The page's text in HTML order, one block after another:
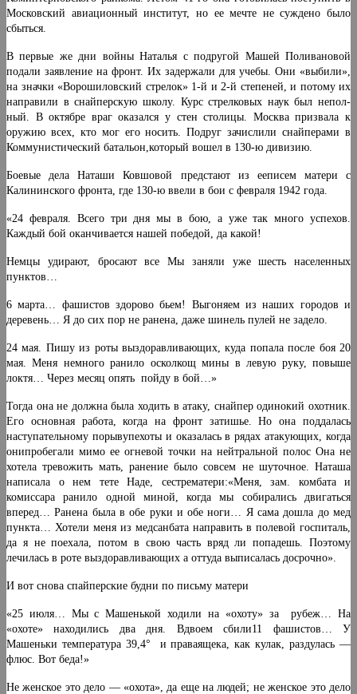
Московский авиацион­ный институт, но ее мечте не суждено было
сбыться.
В первые же дни войны Наталья с подругой Машей Поливановой
подали заявление на фронт. Их задержали для учебы. Они «выбили»,
на значки «Ворошиловский стрелок» 1-й и 2-й степеней, и потому их
направили в снайперскую школу. Курс стрелковых наук был непол­
ный. В октябре враг оказался у стен столицы. Москва призвала к
оружию всех, кто мог его носить. Подруг зачислили снайперами в
Коммунистический батальон,который вошел в 130-ю дивизию.
Боевые дела Наташи Ковшовой предстают из ееписем матери с
Калининского фронта, где 130-ю ввели в бои с февраля 1942 года.
«24 февраля. Всего три дня мы в бою, а уже так много успехов.
Каждый бой оканчивается нашей победой, да какой!
Немцы удирают, бросают все Мы заняли уже шесть населенных
пунктов…
6 марта… фашистов здорово бьем! Выгоняем из наших городов и
деревень… Я до сих пор не ранена, даже шинель пулей не задело.
24 мая. Пишу из роты выздоравливающих, куда попала после боя 20
мая. Меня немного ранило осколкощ мины в левую руку, повыше
локтя… Через месяц опять пойду в бой…»
Тогда она не должна была ходить в атаку, снайпер одинокий охотник.
Его основная работа, когда на фронт затишье. Но она поддалась
наступательному порывупехоты и оказалась в рядах атакующих, когда
онипробегали мимо ее огневой точки на нейтральной полос Она не
хотела тревожить мать, ранение было совсем не шуточное. Наташа
написала о нем тете Наде, сестрематери:«Меня, зам. комбата и
комиссара ранило одной миной, когда мы собирались двигаться
вперед… Ранена была в обе руки и обе ноги… Я сама дошла до мед
пункта… Хотели меня из медсанбата направить в полевой госпиталь,
да я не поехала, потом в свою часть вряд ли попадешь. Поэтому
лечилась в роте выздоравливающих а оттуда выписалась досрочно».
И вот снова спайперские будни по письму матери
«25 июля… Мы с Машенькой ходили на «охоту» за рубеж… На
«охоте» находились два дня. Вдвоем сбили11 фашистов… У
Машеньки температура 39,4° и праваящека, как кулак, раздулась —
флюс. Вот беда!»
Не женское это дело — «охота», да еще на людей; не женское это дело